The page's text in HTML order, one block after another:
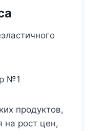
№1
продуктов,
на рост цен,